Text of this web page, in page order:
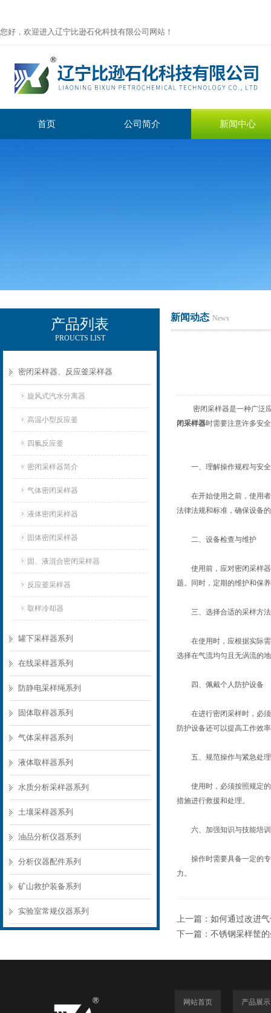
您好，欢迎进入辽宁比逊石化科技有限公司网站！
首页 公司简介 新闻中心
产品列表
PROUCTS LIST
密闭采样器、反应釜采样器
旋风式汽水分离器
高温小型反应釜
四氟反应釜
密闭采样器简介
气体密闭采样器
液体密闭采样器
固体密闭采样器
固、液混合密闭采样器
反应釜采样器
取样冷却器
罐下采样器系列
在线采样器系列
防静电采样绳系列
固体取样器系列
气体采样器系列
液体取样器系列
水质分析采样器系列
土壤采样器系列
油品分析仪器系列
分析仪器配件系列
矿山救护装备系列
实验室常规仪器系列
新闻动态 News
密闭采样器是一种广泛应
闭采样器时需要注意许多安
一、理解操作规程与安全
在开始使用之前，使用者
法律法规和标准，确保设备
二、设备检查与维护
使用前，应对密闭采样器
题。同时，定期的维护和保
三、选择合适的采样方法
在使用时，应根据实际需
选择在气流均匀且无涡流的
四、佩戴个人防护设备
在进行密闭采样时，必须
防护设备还可以提高工作效
五、规范操作与紧急处理
使用时，必须按照规定的
措施进行救援和处理。
六、加强知识与技能培训
操作时需要具备一定的专
力。
上一篇： 如何通过改进
下一篇： 不锈钢采样筐
网站首页 产品展示